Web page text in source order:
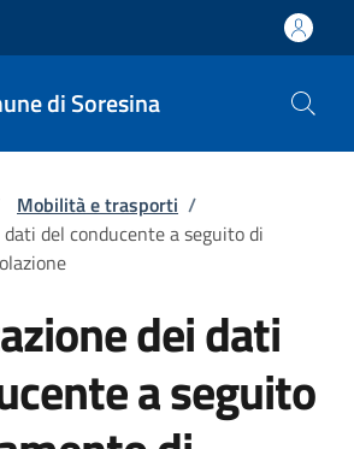
di Soresina
pane
Mobilità e trasporti /
del conducente a seguito di
dei dati
a seguito